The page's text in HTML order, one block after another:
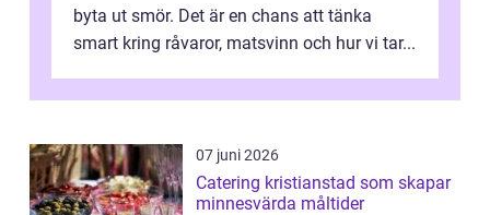
byta ut smör. Det är en chans att tänka
smart kring råvaror, matsvinn och hur vi tar...
07 juni 2026
Catering kristianstad som skapar
minnesvärda måltider